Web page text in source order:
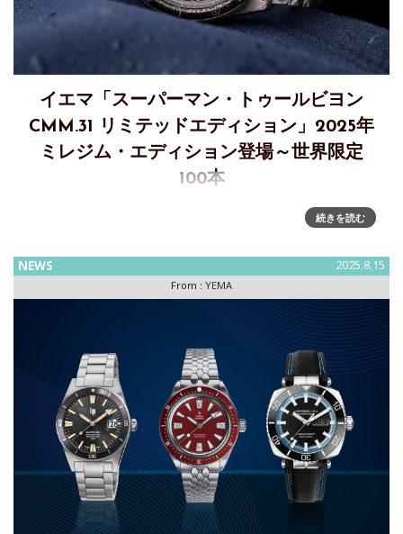
イエマ「スーパーマン・トゥールビヨン
CMM.31 リミテッドエディション」2025年
ミレジム・エディション登場～世界限定
100本
プロ仕様の機能美×高級時計製造技術が融合 ～YEMA(イエマ)
「スーパーマン・トゥールビヨン CMM.31 リミテッドエディ
続きを読む
NEWS 2025.8.15
From : YEMA